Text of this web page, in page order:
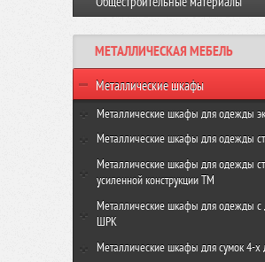
Виброплита VR-120 GROST
Виброплита VH-330R GROST
Резчик швов FS350-HC GROST
МЕТАЛЛИЧЕСКАЯ МЕБЕЛЬ
Металлические шкафы
Металлические шкафы для одежды
ШРЭК-21-500
ШРЭК-22-500
Металлические шкафы для одежды
ШРК-22-600
ШРК-22-800
Металлические шкафы для одежды
усиленной конструкции ТМ
ТМ-22-600
ТМ-22-800
Металлические шкафы для одежды с
ШРК
ШРК-24-600
Металлические шкафы для сумок 4-